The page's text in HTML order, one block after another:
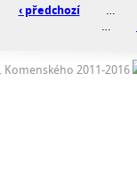
‹ předchozí
2011-2016